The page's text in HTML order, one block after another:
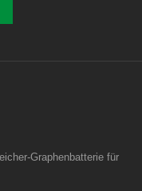
Graphenbatterie für